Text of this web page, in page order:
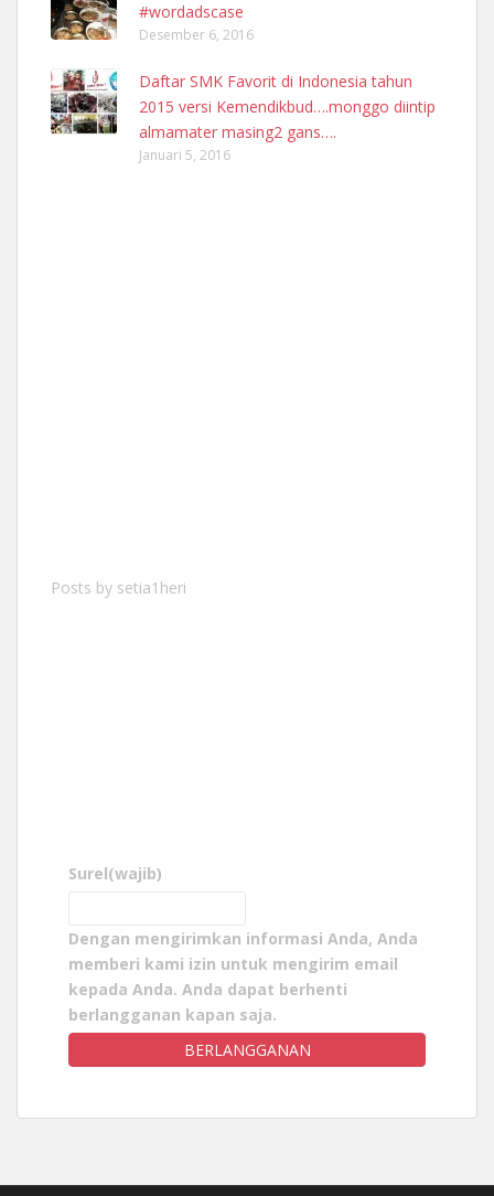
#wordadscase
Desember 6, 2016
Daftar SMK Favorit di Indonesia tahun
2015 versi Kemendikbud….monggo diintip
almamater masing2 gans….
Januari 5, 2016
Posts by setia1heri
Surel(wajib)
Dengan mengirimkan informasi Anda, Anda
memberi kami izin untuk mengirim email
kepada Anda. Anda dapat berhenti
berlangganan kapan saja.
BERLANGGANAN